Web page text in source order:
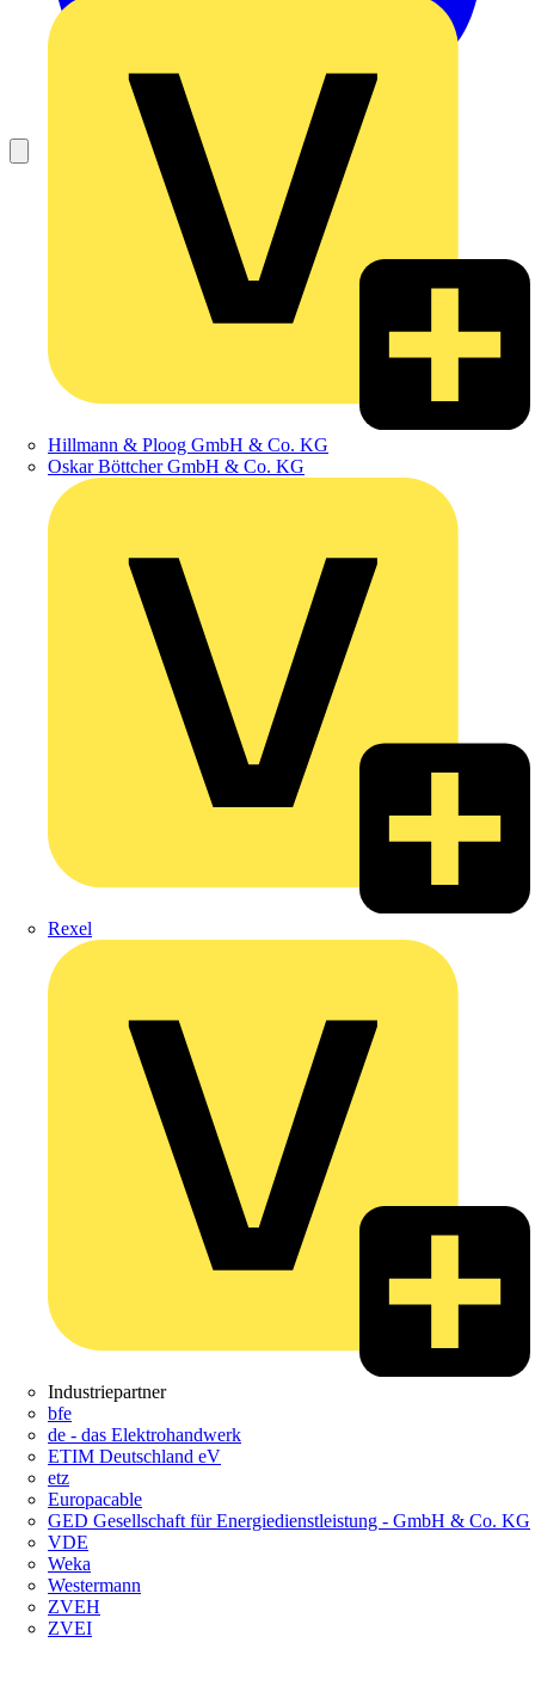
Hillmann & Ploog GmbH & Co. KG
Oskar Böttcher GmbH & Co. KG
Rexel
Industriepartner
bfe
de - das Elektrohandwerk
ETIM Deutschland eV
etz
Europacable
GED Gesellschaft für Energiedienstleistung - GmbH & Co. KG
VDE
Weka
Westermann
ZVEH
ZVEI